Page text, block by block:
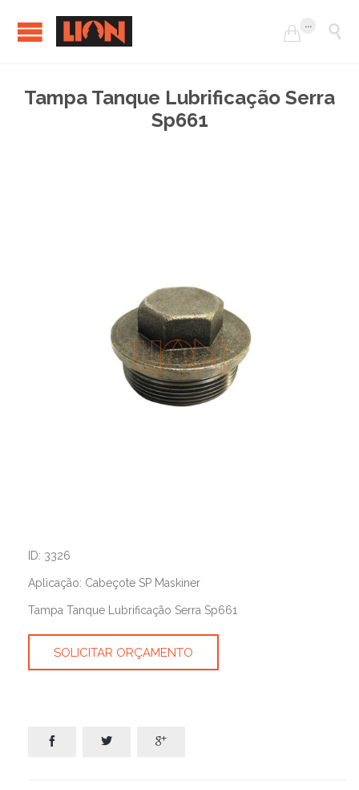

... 
Tampa Tanque Lubrificação Serra
Sp661
ID: 3326
Aplicação: Cabeçote SP Maskiner
Tampa Tanque Lubrificação Serra Sp661
SOLICITAR ORÇAMENTO
  